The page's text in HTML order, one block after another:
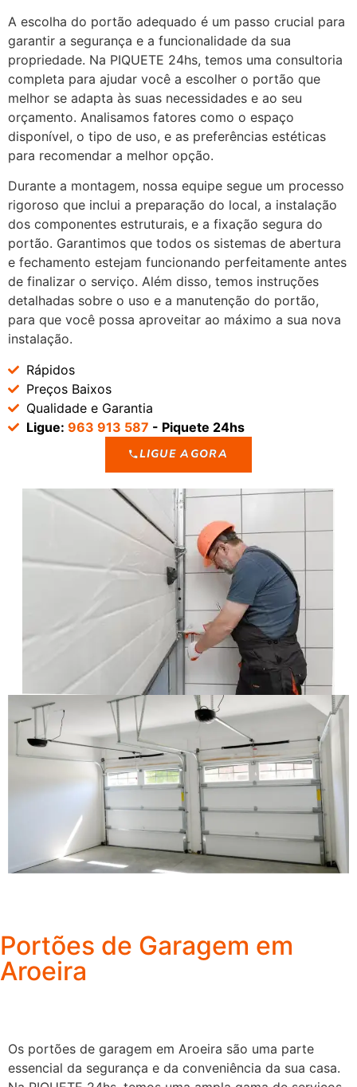
A escolha do portão adequado é um passo crucial para
garantir a segurança e a funcionalidade da sua
propriedade. Na PIQUETE 24hs, temos uma consultoria
completa para ajudar você a escolher o portão que
melhor se adapta às suas necessidades e ao seu
orçamento. Analisamos fatores como o espaço
disponível, o tipo de uso, e as preferências estéticas
para recomendar a melhor opção.
Durante a montagem, nossa equipe segue um processo
rigoroso que inclui a preparação do local, a instalação
dos componentes estruturais, e a fixação segura do
portão. Garantimos que todos os sistemas de abertura
e fechamento estejam funcionando perfeitamente antes
de finalizar o serviço. Além disso, temos instruções
detalhadas sobre o uso e a manutenção do portão,
para que você possa aproveitar ao máximo a sua nova
instalação.
Rápidos
Preços Baixos
Qualidade e Garantia
Ligue: 963 913 587 - Piquete 24hs
LIGUE AGORA
Portões de Garagem em
Aroeira
Os portões de garagem em Aroeira são uma parte
essencial da segurança e da conveniência da sua casa.